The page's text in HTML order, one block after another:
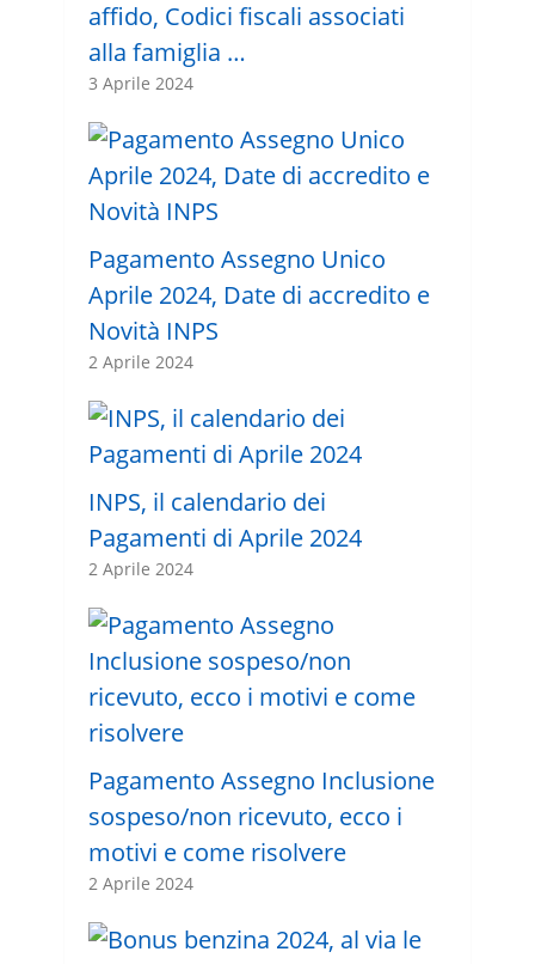
affido, Codici fiscali associati
alla famiglia …
3 Aprile 2024
Pagamento Assegno Unico
Aprile 2024, Date di accredito e
Novità INPS
2 Aprile 2024
INPS, il calendario dei
Pagamenti di Aprile 2024
2 Aprile 2024
Pagamento Assegno Inclusione
sospeso/non ricevuto, ecco i
motivi e come risolvere
2 Aprile 2024